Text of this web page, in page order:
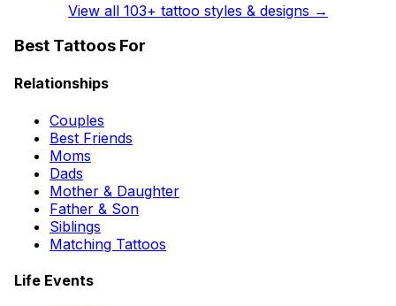
View all 103+ tattoo styles & designs →
Best Tattoos For
Relationships
Couples
Best Friends
Moms
Dads
Mother & Daughter
Father & Son
Siblings
Matching Tattoos
Life Events